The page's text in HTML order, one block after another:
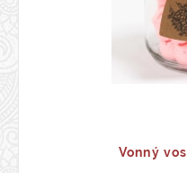
Vonný